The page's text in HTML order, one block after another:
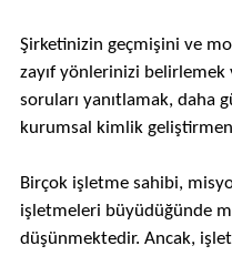
Şirketinizin geçmişini ve
zayıf yönlerinizi belirlemek
soruları yanıtlamak, daha
kurumsal kimlik
Birçok işletme sahibi,
işletmeleri büyüdüğünde
düşünmektedir. Ancak,